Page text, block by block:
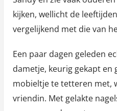
kijken, wellicht de
vergelijkend met die van
Een paar dagen geleden
dametje, keurig gekapt en
mobieltje te tetteren met,
vriendin. Met gelakte